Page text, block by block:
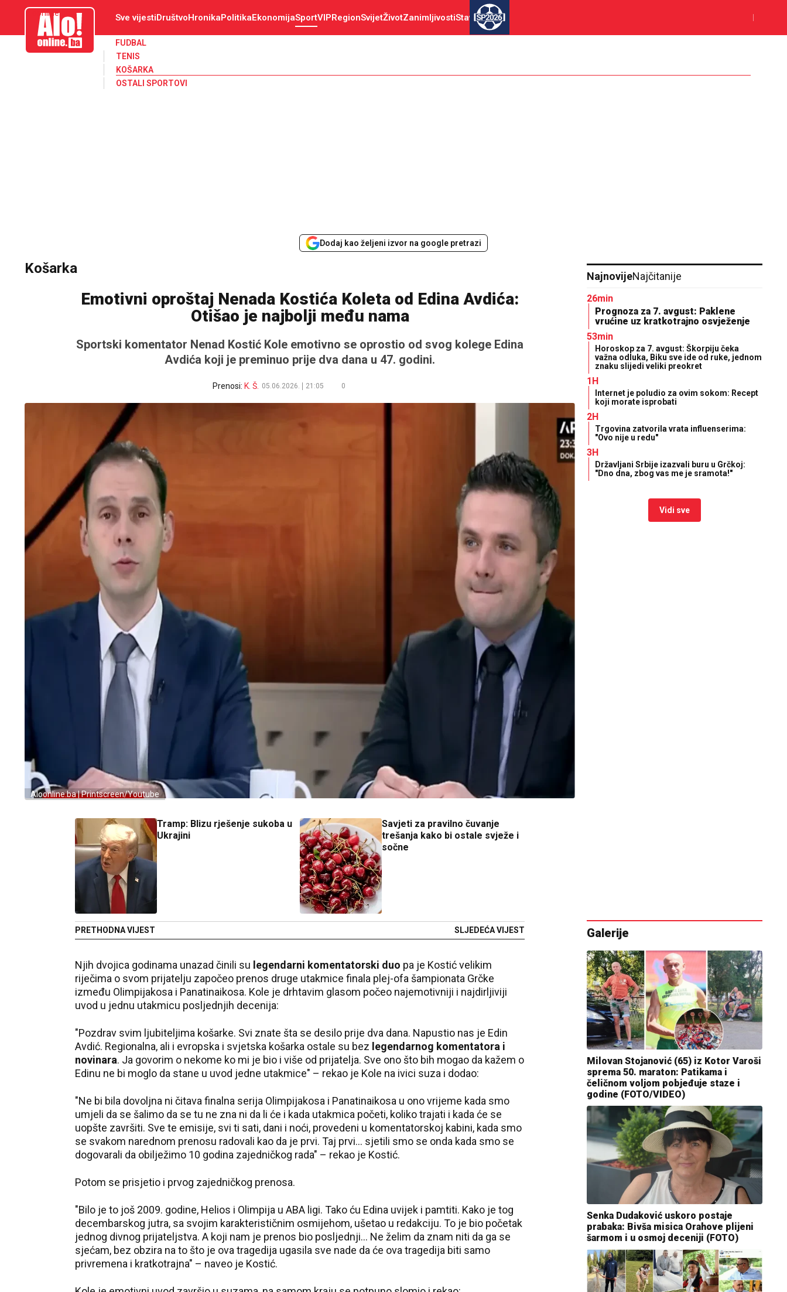
aloonline.ba Sve vijestiDruštvoHronikaPolitikaEkonomijaSportVIPRegionSvijetŽivotZanimljivostiStav SP2026
FUDBAL
TENIS
KOŠARKA
OSTALI SPORTOVI
Dodaj kao željeni izvor na google pretrazi
Košarka
Emotivni oproštaj Nenada Kostića Koleta od Edina Avdića:
Otišao je najbolji među nama
Sportski komentator Nenad Kostić Kole emotivno se oprostio od svog kolege Edina
Avdića koji je preminuo prije dva dana u 47. godini.
Prenosi: K. Š. 05.06.2026. 21:05 0
Aloonline.ba | Printscreen/Youtube
Tramp: Blizu rješenje sukoba u
Ukrajini
PRETHODNA VIJEST
Savjeti za pravilno čuvanje
trešanja kako bi ostale svježe i
sočne
SLJEDEĆA VIJEST
Njih dvojica godinama unazad činili su legendarni komentatorski duo pa je Kostić velikim
riječima o svom prijatelju započeo prenos druge utakmice finala plej-ofa šampionata Grčke
između Olimpijakosa i Panatinaikosa. Kole je drhtavim glasom počeo najemotivniji i najdirljiviji
uvod u jednu utakmicu posljednjih decenija:
"Pozdrav svim ljubiteljima košarke. Svi znate šta se desilo prije dva dana. Napustio nas je Edin
Avdić. Regionalna, ali i evropska i svjetska košarka ostale su bez legendarnog komentatora i
novinara. Ja govorim o nekome ko mi je bio i više od prijatelja. Sve ono što bih mogao da kažem o
Edinu ne bi moglo da stane u uvod jedne utakmice" – rekao je Kole na ivici suza i dodao:
"Ne bi bila dovoljna ni čitava finalna serija Olimpijakosa i Panatinaikosa u ono vrijeme kada smo
umjeli da se šalimo da se tu ne zna ni da li će i kada utakmica početi, koliko trajati i kada će se
uopšte završiti. Sve te emisije, svi ti sati, dani i noći, provedeni u komentatorskoj kabini, kada smo
se svakom narednom prenosu radovali kao da je prvi. Taj prvi... sjetili smo se onda kada smo se
dogovarali da obilježimo 10 godina zajedničkog rada" – rekao je Kostić.
Potom se prisjetio i prvog zajedničkog prenosa.
"Bilo je to još 2009. godine, Helios i Olimpija u ABA ligi. Tako ću Edina uvijek i pamtiti. Kako je tog
decembarskog jutra, sa svojim karakterističnim osmijehom, ušetao u redakciju. To je bio početak
jednog divnog prijateljstva. A koji nam je prenos bio posljednji... Ne želim da znam niti da ga se
sjećam, bez obzira na to što je ova tragedija ugasila sve nade da će ova tragedija biti samo
privremena i kratkotrajna" – naveo je Kostić.
NajnovijeNajčitanije
26min
Prognoza za 7. avgust: Paklene
vrućine uz kratkotrajno osvježenje
53min
Horoskop za 7. avgust: Škorpiju čeka
važna odluka, Biku sve ide od ruke, jednom
znaku slijedi veliki preokret
1H
Internet je poludio za ovim sokom: Recept
koji morate isprobati
2H
Trgovina zatvorila vrata influenserima:
"Ovo nije u redu"
3H
Državljani Srbije izazvali buru u Grčkoj:
"Dno dna, zbog vas me je sramota!"
Vidi sve
Galerije
Milovan Stojanović (65) iz Kotor Varoši
sprema 50. maraton: Patikama i
čeličnom voljom pobjeđuje staze i
godine (FOTO/VIDEO)
Senka Dudaković uskoro postaje
prabaka: Bivša misica Orahove plijeni
šarmom i u osmoj deceniji (FOTO)